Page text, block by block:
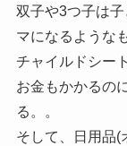
双子や3つ子は
マになるような
チャイルドシー
お金もかかるの
る。。
そして、日用品(